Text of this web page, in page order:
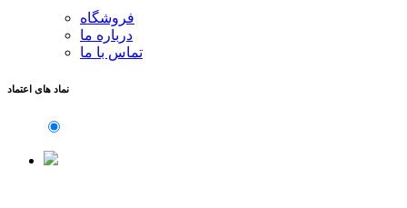
فروشگاه
درباره ما
تماس با ما
نماد های اعتماد